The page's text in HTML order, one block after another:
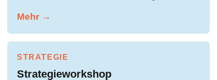
Mehr →
STRATEGIE
Strategieworkshop